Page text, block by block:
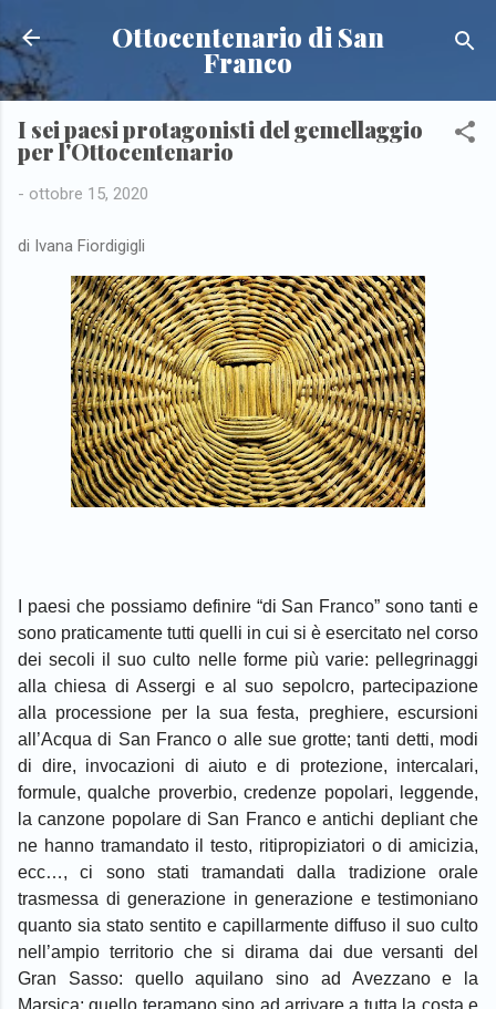
Passa ai contenuti principali
Ottocentenario di San
Franco
I sei paesi protagonisti del gemellaggio
per l'Ottocentenario
- ottobre 15, 2020
di Ivana Fiordigigli
I paesi che possiamo definire “di San Franco” sono tanti e
sono praticamente tutti quelli in cui si è esercitato nel corso
dei secoli il suo culto nelle forme più varie: pellegrinaggi
alla chiesa di Assergi e al suo sepolcro, partecipazione
alla processione per la sua festa, preghiere, escursioni
all’Acqua di San Franco o alle sue grotte;tanti detti, modi
di dire, invocazioni di aiuto e di protezione, intercalari,
formule,qualche proverbio, credenze popolari, leggende,
la canzone popolare di San Franco e antichi depliant che
ne hanno tramandato il testo, ritipropiziatori o di amicizia,
ecc…, ci sono stati tramandati dalla tradizione orale
trasmessa di generazione in generazione e testimoniano
quanto sia stato sentito e capillarmente diffuso il suo culto
nell’ampio territorio che si dirama dai due versanti del
Gran Sasso: quello aquilano sino ad Avezzano e la
Marsica; quello teramano sino ad arrivare a tutta la costa e